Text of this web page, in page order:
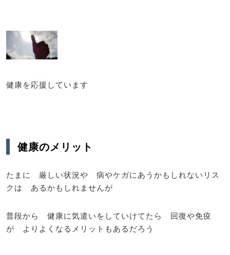
健康を応援しています
健康のメリット
たまに 厳しい状況や 病やケガにあうかもしれないリス
クは あるかもしれませんが
普段から 健康に気遣いをしていけてたら 回復や免疫
が よりよくなるメリットもあるだろう